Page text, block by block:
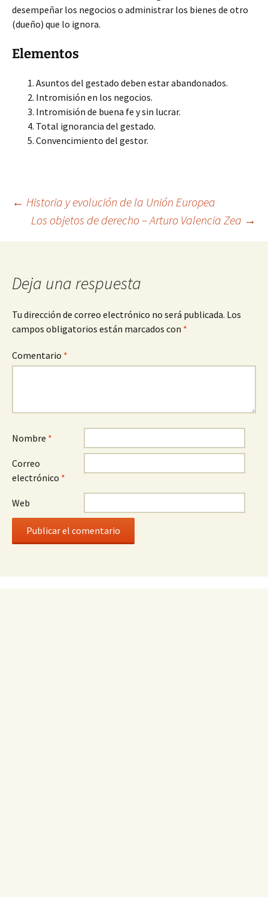
desempeñar los negocios o administrar los bienes de otro
(dueño) que lo ignora.
Elementos
Asuntos del gestado deben estar abandonados.
Intromisión en los negocios.
Intromisión de buena fe y sin lucrar.
Total ignorancia del gestado.
Convencimiento del gestor.
Navegación
de
entradas
← Historia y evolución de la Unión Europea
Los objetos de derecho – Arturo Valencia Zea →
Deja una respuesta
Tu dirección de correo electrónico no será publicada. Los
campos obligatorios están marcados con *
Comentario *
Nombre *
Correo
electrónico *
Web